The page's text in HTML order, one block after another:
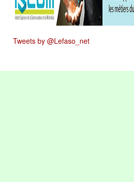
Tweets by @Lefaso_net